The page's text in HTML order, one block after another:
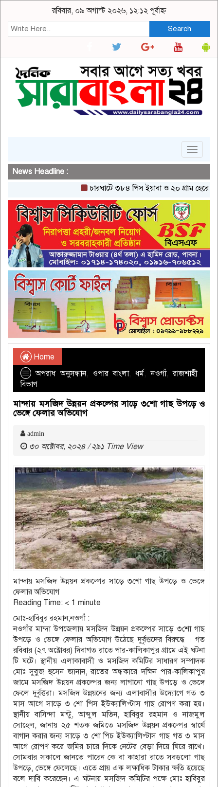
রবিবার, ০৯ অগাস্ট ২০২৬, ১২:১২ পূর্বাহ্ন
Search
Toggle
News Headline :
চারঘাটে ৩৮৪ পিস ইয়াবা ও ২০ গ্রাম হেরোইনসহ
Home
অপরাধ অনুসন্ধান, ওপার বাংলা,ধর্ম,নওগাঁ,রাজশাহী
বিভাগ
মান্দায় মসজিদ উন্নয়ন প্রকল্পের সাড়ে ৩শো গাছ উপড়ে ও
ভেঙ্গে ফেলার অভিযোগ
admin
৩০ অক্টোবর, ২০২৪ / ২৯১ Time View
মান্দায় মসজিদ উন্নয়ন প্রকল্পের সাড়ে ৩শো গাছ উপড়ে ও ভেঙ্গে
ফেলার অভিযোগ
Reading Time: < 1 minute
মোঃ-হাবিবুর রহমান,নওগাঁ :
নওগাঁর মান্দা উপজেলায় মসজিদ উন্নয়ন প্রকল্পের সাড়ে ৩শো গাছ
উপড়ে ও ভেঙ্গে ফেলার অভিযোগ উঠেছে দুর্বৃত্তদের বিরুদ্ধে । গত
রবিবার (২৭ অক্টোবর) দিবাগত রাতে পার-কালিকাপুর গ্রামে এই ঘটনা
টি ঘটে। স্থানীয় এলাকাবাসী ও মসজিদ কমিটির সাধারণ সম্পাদক
মোঃ সুবুজ হুসেন জানান, রাতের অন্ধকারে দক্ষিন পার-কালিকাপুর
জামে মসজিদ উন্নয়ন প্রকল্পের জন্য লাগানো গাছ উপড়ে ও ভেঙ্গে
ফেলে দুর্বৃত্তরা। মসজিদ উন্নয়নের জন্য এলাবাসীর উদ্যোগে গত ৩
মাস আগে সাড়ে ৩ শো পিস ইউক্যালিপ্টাস গাছ রোপণ করা হয়।
স্থানীয় বাসিন্দা মন্টু, আব্দুল মতিন, হাবিবুর রহমান ও নাজমুল
সোহেল, জানায় ২৫ শতক জমিতে মসজিদ উন্নয়ন প্রকল্পের স্বার্থে
বাগান করার জন্য সাড়ে ৩ শো পিচ ইউক্যালিপ্টাস গাছ গত ৩ মাস
আগে রোপণ করে জমির চারে দিকে নেটের বেড়া দিয়ে ঘিরে রাখে।
সোমবার সকালে জানতে পারেন কে বা কাহারা রাতে সবগুলো গাছ
উপড়ে, ভেঙ্গে ফেলেছে। এতে প্রায় এক লক্ষাধিক টাকার ক্ষতি হয়েছে
বলে দাবি করেছেন। এ ঘটনায় মসজিদ কমিটির পক্ষে মোঃ হাবিবুর